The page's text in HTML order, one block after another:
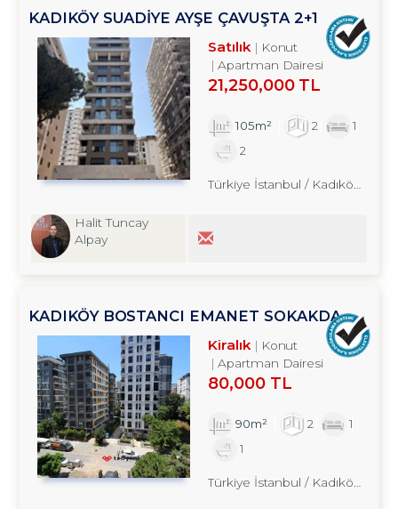
KADIKÖY SUADİYE AYŞE ÇAVUŞTA 2+1
SATILIK DAİRE TROYKADAN
Satılık
Konut
Apartman Dairesi
21,250,000 TL
105m² 2
1
2
Halit Tuncay
Alpay
KADIKÖY BOSTANCI EMANET SOKAKDA
2+1 KİRALIK DAİRE TROYKADAN
Kiralık
Konut
Apartman Dairesi
80,000 TL
90m² 2
1
1
Türkiye İstanbul / Kadıköy/